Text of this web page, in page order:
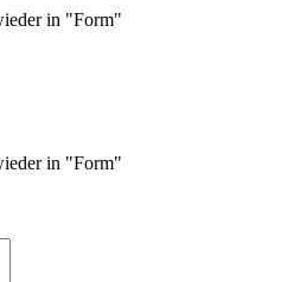
in "Form"
in "Form"